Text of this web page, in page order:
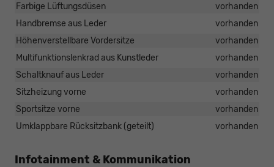
Farbige Lüftungsdüsen
vorhanden
Handbremse aus Leder
vorhanden
Höhenverstellbare Vordersitze
vorhanden
Multifunktionslenkrad aus Kunstleder
vorhanden
Schaltknauf aus Leder
vorhanden
Sitzheizung vorne
vorhanden
Sportsitze vorne
vorhanden
Umklappbare Rücksitzbank (geteilt)
vorhanden
Infotainment & Kommunikation